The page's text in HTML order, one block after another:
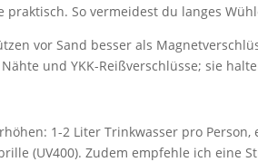
So vermeidest du langes
vor Sand besser als
und YKK-Reißverschlüsse; sie
1-2 Liter Trinkwasser pro
(UV400). Zudem empfehle ich eine